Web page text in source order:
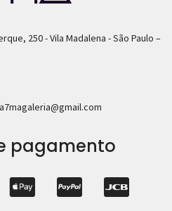
250 - Vila Madalena - São Paulo –
pagamento